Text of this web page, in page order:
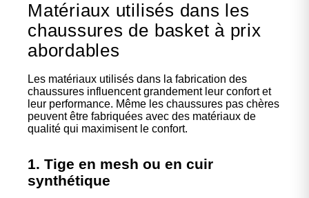
Matériaux utilisés dans les
chaussures de basket à prix
abordables
Les matériaux utilisés dans la fabrication des
chaussures influencent grandement leur confort et
leur performance. Même les chaussures pas chères
peuvent être fabriquées avec des matériaux de
qualité qui maximisent le confort.
1. Tige en mesh ou en cuir
synthétique